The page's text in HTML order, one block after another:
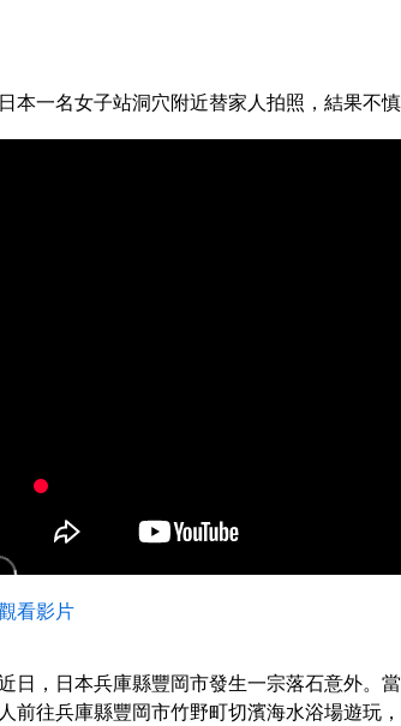
日本一名女子站洞穴附近替家人拍照，結果不
看影片
日，日本兵庫縣豐岡市發生一宗落石意外。
人前往兵庫縣豐岡市竹野町切濱海水浴場遊玩